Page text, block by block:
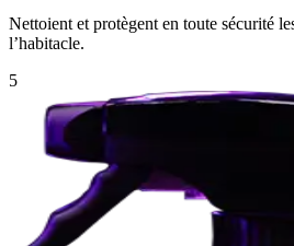
Nettoient et protègent en toute sécurité
l’habitacle.
5